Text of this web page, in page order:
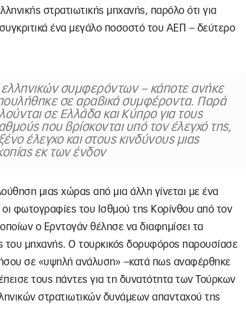
στρατιωτικής μηχανής, παρόλο ότι για
ένα μεγάλο ποσοστό του ΑΕΠ – δεύτερο
ελληνικών συμφερόντων – κάποτε ανήκε
σε αραβικά συμφέροντα. Παρά
σε Ελλάδα και Κύπρο για τους
που βρίσκονται υπό τον έλεγχό της,
έλεγχο και στους κινδύνους μιας
εκ των ένδον
μιας χώρας από μια άλλη γίνεται με ένα
φωτογραφίες του Ισθμού της Κορίνθου από τον
ο Ερντογάν θέλησε να διαφημίσει τα
του μηχανής. Ο τουρκικός δορυφόρος παρουσίασε
σε «υψηλή ανάλυση» –κατά πως αναφέρθηκε
τους πάντες για τη δυνατότητα των Τούρκων
στρατιωτικών δυνάμεων απανταχού της